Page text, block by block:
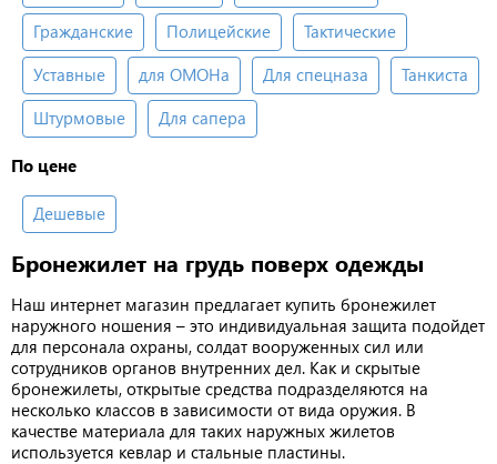
Гражданские
Полицейские
Тактические
Уставные
для ОМОНа Для спецназа
Танкиста
Штурмовые
Для сапера
По цене
Дешевые
Бронежилет на грудь поверх одежды
Наш интернет магазин предлагает купить бронежилет
наружного ношения – это индивидуальная защита подойдет
для персонала охраны, солдат вооруженных сил или
сотрудников органов внутренних дел. Как и скрытые
бронежилеты, открытые средства подразделяются на
несколько классов в зависимости от вида оружия. В
качестве материала для таких наружных жилетов
используется кевлар и стальные пластины.